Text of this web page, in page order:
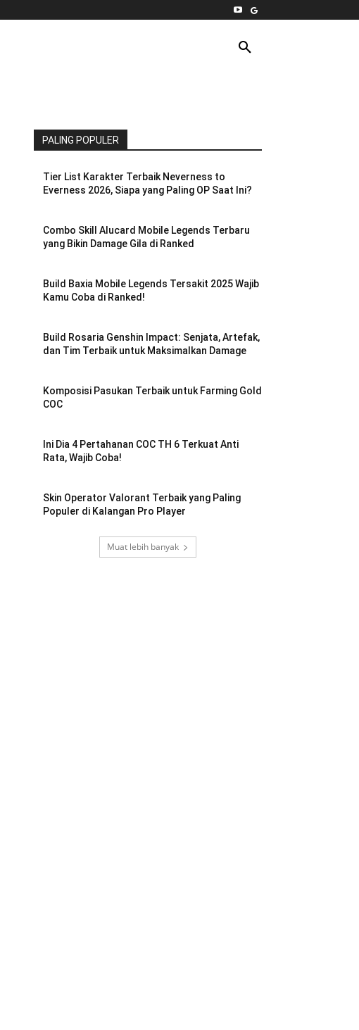
PALING POPULER
Tier List Karakter Terbaik Neverness to
Everness 2026, Siapa yang Paling OP Saat Ini?
Combo Skill Alucard Mobile Legends Terbaru
yang Bikin Damage Gila di Ranked
Build Baxia Mobile Legends Tersakit 2025 Wajib
Kamu Coba di Ranked!
Build Rosaria Genshin Impact: Senjata, Artefak,
dan Tim Terbaik untuk Maksimalkan Damage
Komposisi Pasukan Terbaik untuk Farming Gold
COC
Ini Dia 4 Pertahanan COC TH 6 Terkuat Anti
Rata, Wajib Coba!
Skin Operator Valorant Terbaik yang Paling
Populer di Kalangan Pro Player
Muat lebih banyak